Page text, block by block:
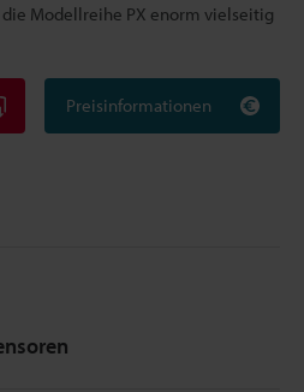
Modellreihe PX enorm vielseitig
Preisinformationen